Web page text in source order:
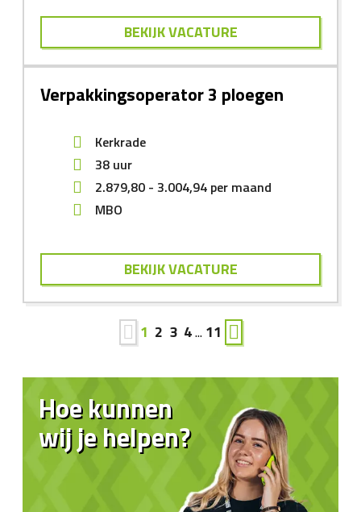
BEKIJK VACATURE
Verpakkingsoperator 3 ploegen
Kerkrade
38 uur
2.879,80 - 3.004,94 per maand
MBO
BEKIJK VACATURE
1 2 3 4... 11
Hoe kunnen
wij je helpen?